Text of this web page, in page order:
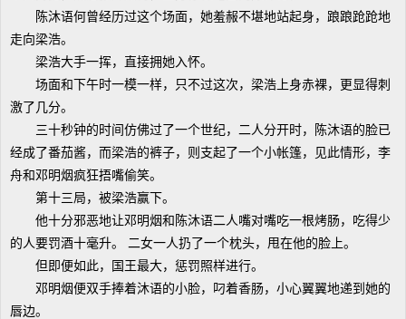
陈沐语何曾经历过这个场面，她羞赧不堪地站起身，踉踉跄跄地
走向梁浩。
梁浩大手一挥，直接拥她入怀。
场面和下午时一模一样，只不过这次，梁浩上身赤裸，更显得刺
激了几分。
三十秒钟的时间仿佛过了一个世纪，二人分开时，陈沐语的脸已
经成了番茄酱，而梁浩的裤子，则支起了一个小帐篷，见此情形，李
舟和邓明烟疯狂捂嘴偷笑。
第十三局，被梁浩赢下。
他十分邪恶地让邓明烟和陈沐语二人嘴对嘴吃一根烤肠，吃得少
的人要罚酒十毫升。 二女一人扔了一个枕头，甩在他的脸上。
但即便如此，国王最大，惩罚照样进行。
邓明烟便双手捧着沐语的小脸，叼着香肠，小心翼翼地递到她的
唇边。